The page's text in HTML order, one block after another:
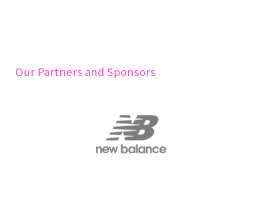
Our Partners and Sponsors